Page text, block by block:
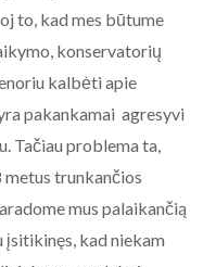
to, kad mes būtume
konservatorių
kalbėti apie
pakankamai agresyvi
Tačiau problema ta,
trunkančios
mus palaikančią
įsitikinęs, kad niekam